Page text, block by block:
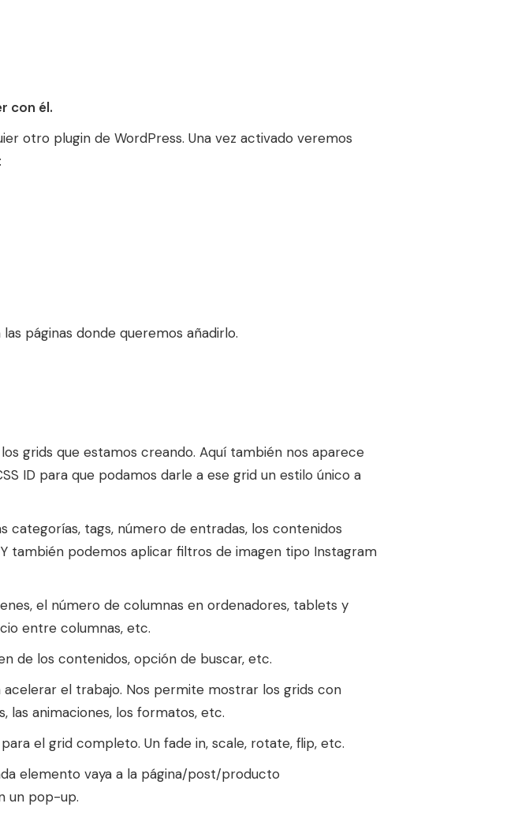
con él.
otro plugin de WordPress. Una vez activado veremos
:
páginas donde queremos añadirlo.
grids que estamos creando. Aquí también nos aparece
ID para que podamos darle a ese grid un estilo único a
categorías, tags, número de entradas, los contenidos
también podemos aplicar filtros de imagen tipo Instagram
el número de columnas en ordenadores, tablets y
entre columnas, etc.
de los contenidos, opción de buscar, etc.
acelerar el trabajo. Nos permite mostrar los grids con
las animaciones, los formatos, etc.
el grid completo. Un fade in, scale, rotate, flip, etc.
elemento vaya a la página/post/producto
un pop-up.